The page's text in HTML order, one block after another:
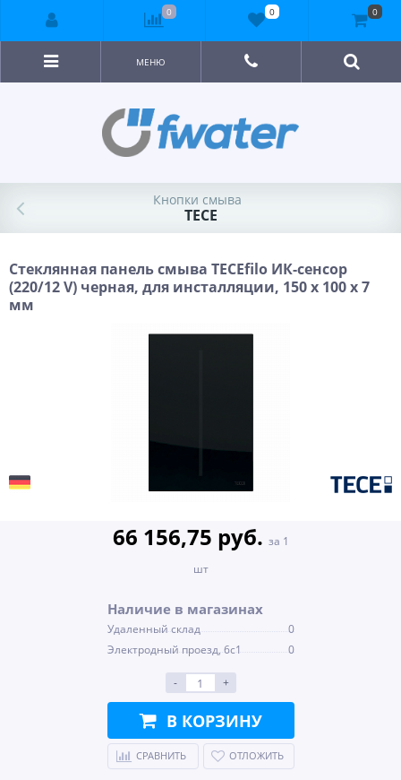
МЕНЮ
Кнопки смыва
TECE
Стеклянная панель смыва TECEfilo ИК-сенсор
(220/12 V) черная, для инсталляции, 150 x 100 x 7
мм
66 156,75 руб. за 1
шт
Наличие в магазинах
Удаленный склад
0
Электродный проезд, 6с1
0
- +
В КОРЗИНУ
СРАВНИТЬ ОТЛОЖИТЬ
0 0 0